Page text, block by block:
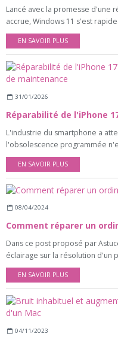
Lancé avec la promesse d'une
accrue, Windows 11 s'est
EN SAVOIR PLUS
31/01/2026
L'industrie du smartphone a
l'obsolescence programmée
EN SAVOIR PLUS
08/04/2024
Comment réparer un
Dans ce post proposé par
éclairage sur la résolution d'un
EN SAVOIR PLUS
04/11/2023